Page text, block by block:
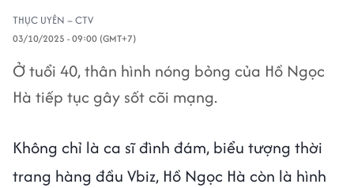
THỤC UYÊN – CTV
03/10/2025 - 09:00 (GMT+7)
Ở tuổi 40, thân hình nóng bỏng của Hồ Ngọc
Hà tiếp tục gây sốt cõi mạng.
Không chỉ là ca sĩ đình đám, biểu tượng thời
trang hàng đầu Vbiz, Hồ Ngọc Hà còn là hình